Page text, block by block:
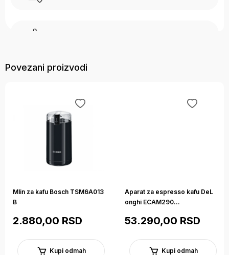
pozivajući naš Call Centar na sledeće brojeve 017 400 106 i
Povezani proizvodi
Mlin za kafu Bosch TSM6A013
B
2.880,00 RSD
Kupi odmah
Aparat za espresso kafu DeL
onghi ECAM290...
53.290,00 RSD
Kupi odmah